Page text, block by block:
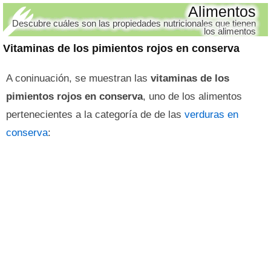
Vitaminas de los pimientos rojos en conserva
Alimentos
Descubre cuáles son las propiedades nutricionales que tienen
los alimentos
A coninuación, se muestran las vitaminas de los
pimientos rojos en conserva, uno de los alimentos
pertenecientes a la categoría de de las verduras en
conserva: